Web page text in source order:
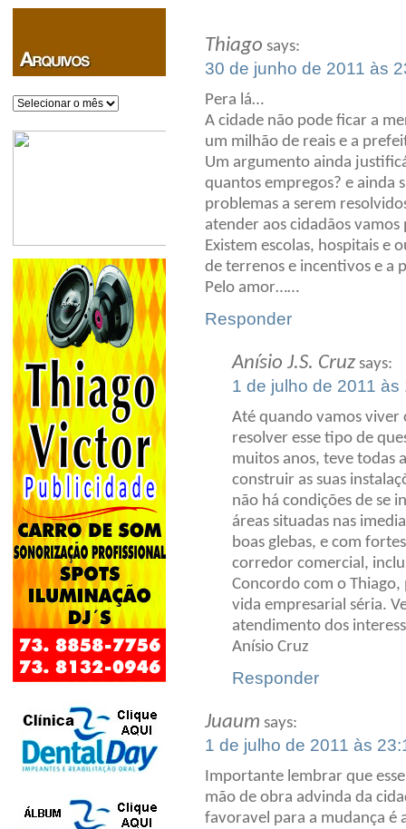
Arquivos
Thiago says:
30 de junho de 2011 às
Pera lá…
A cidade não pode ficar a
um milhão de reais e a
Um argumento ainda
quantos empregos? e ainda
problemas a serem
atender aos cidadãos
Existem escolas, hospitais
de terrenos e incentivos e a
Pelo amor……
Responder
Anísio J.S. Cruz says:
1 de julho de 2011 às
Até quando vamos viver
resolver esse tipo de
muitos anos, teve todas
construir as suas
não há condições de se
áreas situadas nas
boas glebas, e com
corredor comercial,
Concordo com o Thiago,
vida empresarial séria.
atendimento dos
Anísio Cruz
Responder
Juaum says:
1 de julho de 2011 às
Importante lembrar que
mão de obra advinda da
favoravel para a mudança é